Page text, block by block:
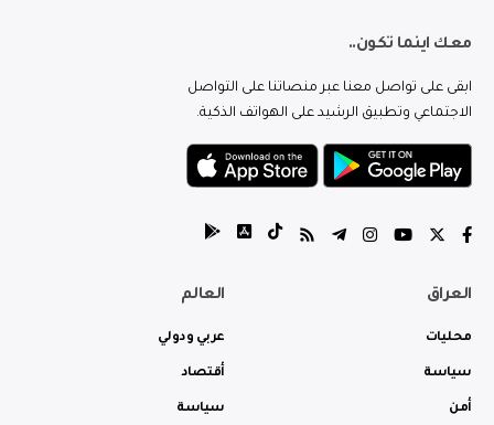
معك اينما تكون..
ابقى على تواصل معنا عبر منصاتنا على التواصل
الاجتماعي وتطبيق الرشيد على الهواتف الذكية.
العراق
محليات
سياسة
أمن
العالم
عربي ودولي
أقتصاد
سياسة